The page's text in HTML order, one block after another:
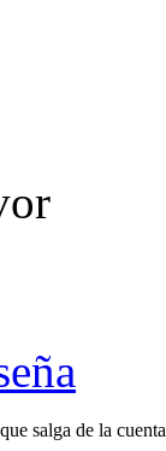
salga de la